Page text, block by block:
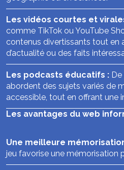
Les vidéos courtes et
comme TikTok ou YouTube
contenus divertissants tout en
d’actualité ou des faits
Les podcasts éducatifs :
abordent des sujets variés de
accessible, tout en offrant une
Les avantages du web
Une meilleure
jeu favorise une mémorisation